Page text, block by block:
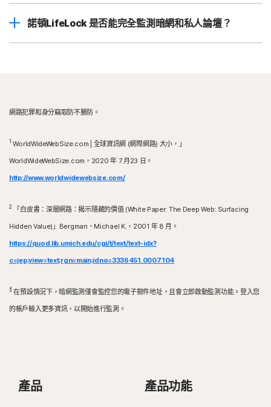
諾頓LifeLock 是否能完全監測暗網和私人論壇？
網路犯罪和身分竊取防不勝防。
1 WorldWideWebSize.com | 全球資訊網 (網際網路) 大小，」
WorldWideWebSize.com，2020 年 7 月23 日。
http://www.worldwidewebsize.com/
2
「白皮書：深層網路：揭示隱藏的價值 (White Paper: The Deep Web: Surfacing
Hidden Value)」Bergman、Michael K.，2001 年 8 月。
https://quod.lib.umich.edu/cgi/t/text/text-idx?
c=jep;view=text;rgn=main;idno=3336451.0007.104
§在預設情況下，暗網監測僅會監控您的電子郵件地址，且會立即啟動監測功能。登入您
的帳戶輸入更多資訊，以開始進行監測。
產品 產品功能